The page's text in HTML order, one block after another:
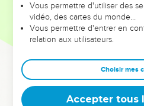
et les saisons difficiles qu'ils ont
sont elles qui les
Dans cette conférence, leaders,
clés pour avancer avec plus de
deviennent vos tremplins. Que
équipe, un groupe ou une
Vous permettre d'utiliser des
vidéo, des cartes du monde…
Vous permettre d'entrer en
relation aux utilisateurs.
Choisir mes
Accepter tous